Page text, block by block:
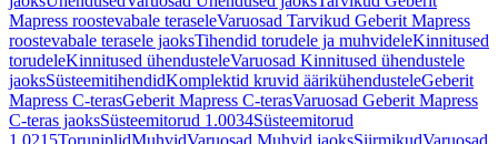
Mapress roostevabale teraseleVaruosad Tarvikud Geberit Mapress
roostevabale terasele jaoksTihendid torudele ja muhvideleKinnitused
torudeleKinnitused ühendusteleVaruosad Kinnitused ühendustele
jaoksSüsteemitihendidKomplektid kruvid äärikühendusteleGeberit
Mapress C-terasGeberit Mapress C-terasVaruosad Geberit Mapress
C-teras jaoksSüsteemitorud 1.0034Süsteemitorud
1.0215ToruniplidMuhvidVaruosad Muhvid jaoksSiirmikudVaruosad